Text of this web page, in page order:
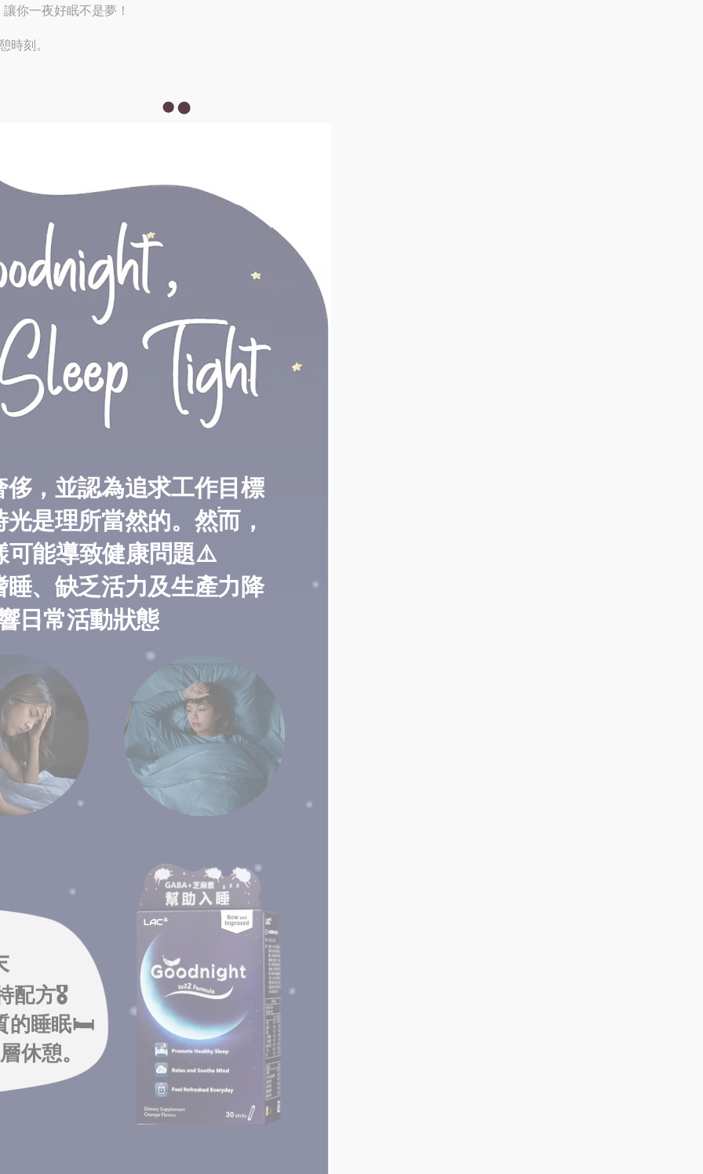
你一夜好眠不是夢！
刻。
，並認為追求工作目標
是理所當然的。然而，
可能導致健康問題⚠️‌
、缺乏活力及生產力降
日常活動狀態
配方🎖️
的睡眠🛏️
休憩。